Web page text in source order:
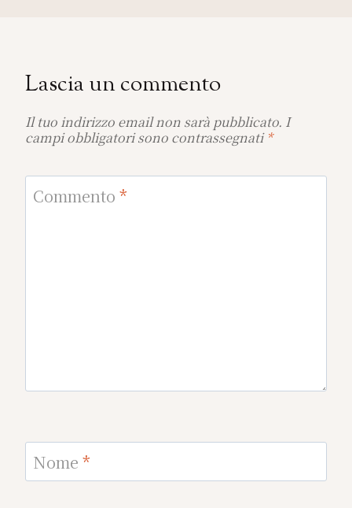
Lascia un commento
Il tuo indirizzo email non sarà pubblicato. I
campi obbligatori sono contrassegnati *
Commento *
Nome *